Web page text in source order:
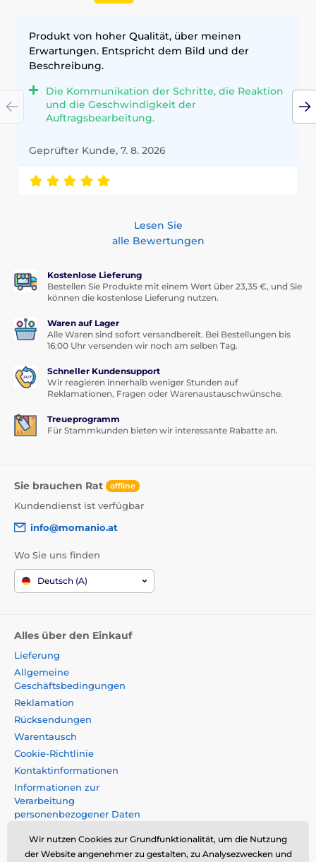
Produkt von hoher Qualität, über meinen
Erwartungen. Entspricht dem Bild und der
Beschreibung.
Die Kommunikation der Schritte, die Reaktion
und die Geschwindigkeit der
Auftragsbearbeitung.
Geprüfter Kunde, 7. 8. 2026
Lesen Sie
alle Bewertungen
Kostenlose Lieferung
Bestellen Sie Produkte mit einem Wert über 23,35 €, und Sie
können die kostenlose Lieferung nutzen.
Waren auf Lager
Alle Waren sind sofort versandbereit. Bei Bestellungen bis
16:00 Uhr versenden wir noch am selben Tag.
Schneller Kundensupport
Wir reagieren innerhalb weniger Stunden auf
Reklamationen, Fragen oder Warenaustauschwünsche.
Treueprogramm
Für Stammkunden bieten wir interessante Rabatte an.
Sie brauchen Rat offline
Kundendienst ist verfügbar
info@momanio.at
Wo Sie uns finden
Deutsch (A)
Alles über den Einkauf
Lieferung
Allgemeine
Geschäftsbedingungen
Reklamation
Rücksendungen
Warentausch
Cookie-Richtlinie
Kontaktinformationen
Informationen zur
Verarbeitung
personenbezogener Daten
Wir nutzen Cookies zur Grundfunktionalität, um die Nutzung
der Website angenehmer zu gestalten, zu Analysezwecken und